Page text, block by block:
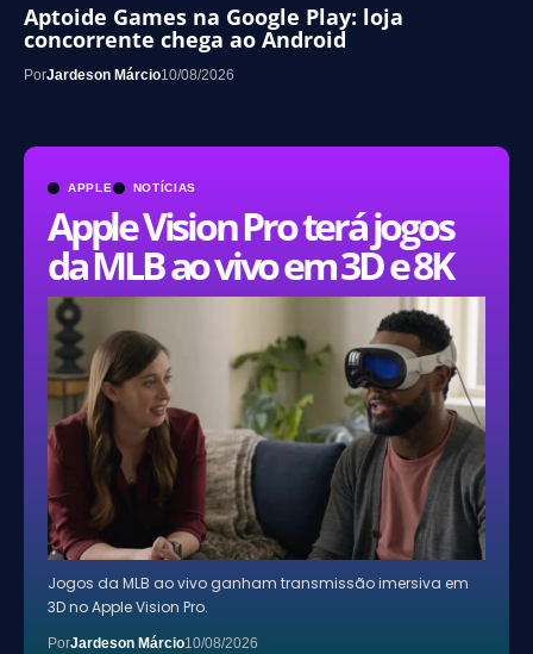
APPLE NOTÍCIAS
Apple Vision Pro terá jogos
da MLB ao vivo em 3D e 8K
Jogos da MLB ao vivo ganham transmissão imersiva em
3D no Apple Vision Pro.
PorJardeson Márcio10/08/2026
Aptoide Games na Google Play: loja
concorrente chega ao Android
PorJardeson Márcio10/08/2026